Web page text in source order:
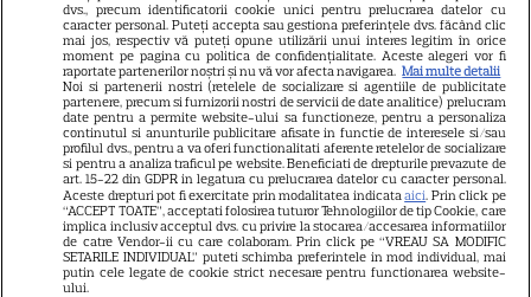
GSP
Știri mondene
Avantaje
Elle
Unica
Retete practice
URMĂREȘTE-NE PE
dvs., precum identificatorii cookie unici pentru prelucrarea datelor cu
caracter personal. Puteți accepta sau gestiona preferințele dvs. făcând clic
mai jos, respectiv vă puteți opune utilizării unui interes legitim în orice
moment pe pagina cu politica de confidențialitate. Aceste alegeri vor fi
raportate partenerilor noștri și nu vă vor afecta navigarea. Mai multe detalii
Noi si partenerii nostri (retelele de socializare si agentiile de publicitate
partenere, precum si furnizorii nostri de servicii de date analitice) prelucram
date pentru a permite website-ului sa functioneze, pentru a personaliza
continutul si anunturile publicitare afisate in functie de interesele si/sau
profilul dvs., pentru a va oferi functionalitati aferente retelelor de socializare
si pentru a analiza traficul pe website. Beneficiati de drepturile prevazute de
art. 15-22 din GDPR in legatura cu prelucrarea datelor cu caracter personal.
Aceste drepturi pot fi exercitate prin modalitatea indicataaici. Prin click pe
“ACCEPT TOATE”, acceptati folosirea tuturor Tehnologiilor de tip Cookie, care
implica inclusiv acceptul dvs. cu privire la stocarea/accesarea informatiilor
de catre Vendor-ii cu care colaboram. Prin click pe “VREAU SA MODIFIC
SETARILE INDIVIDUAL” puteti schimba preferintele in mod individual, mai
putin cele legate de cookie strict necesare pentru functionarea website-
ului.